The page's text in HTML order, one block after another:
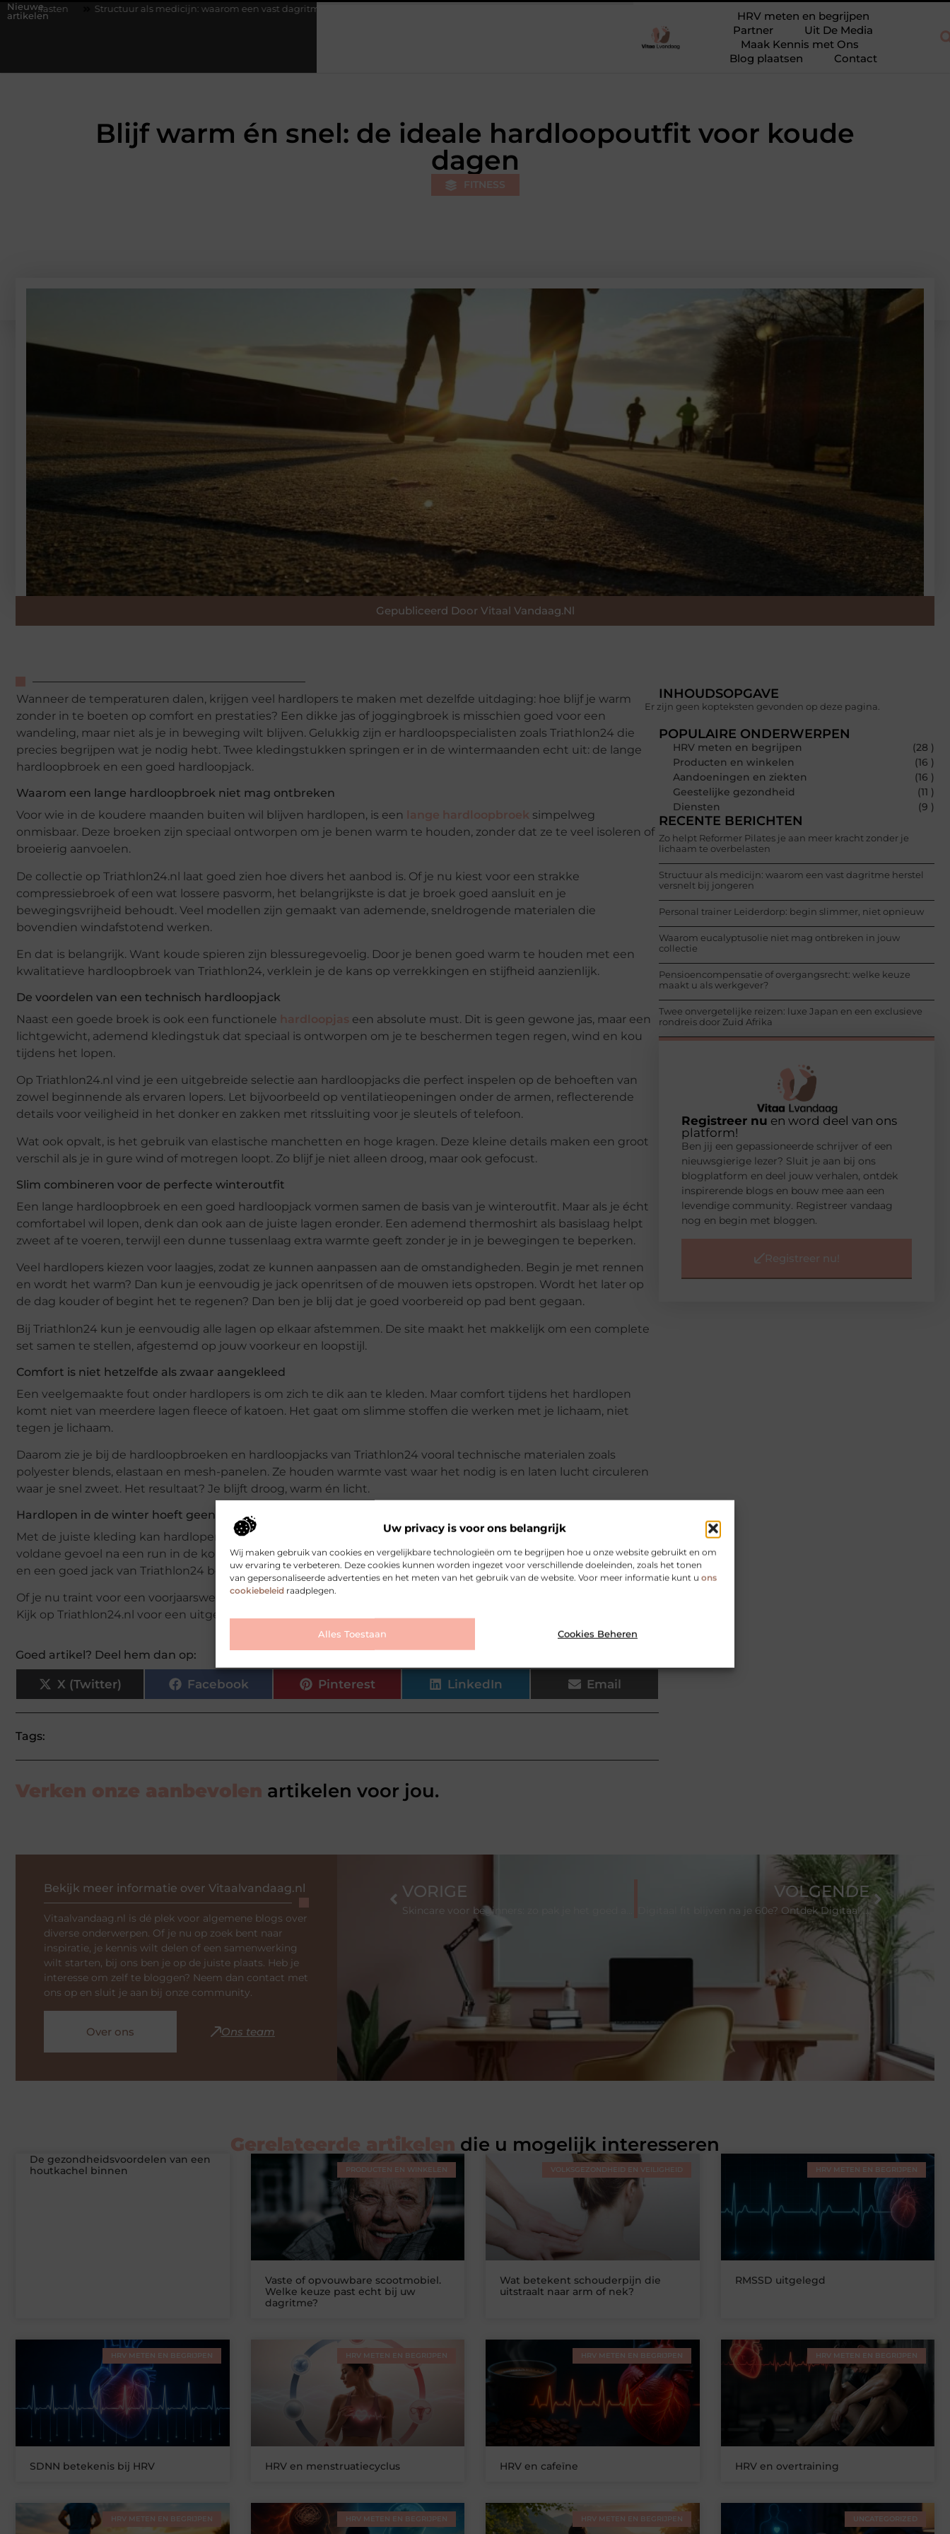
Uw privacy is voor ons belangrijk
Wij maken gebruik van cookies en vergelijkbare technologieën om te begrijpen hoe u onze website gebruikt en om
uw ervaring te verbeteren. Deze cookies kunnen worden ingezet voor verschillende doeleinden, zoals het tonen
van gepersonaliseerde advertenties en het meten van het gebruik van de website. Voor meer informatie kunt u ons
cookiebeleid raadplegen.
Alles Toestaan Cookies Beheren
Nieuwe
artikelen
Structuur als medicijn: waarom een vast dagritme herstel versnelt bij jongeren
HRV meten en begrijpen
Partner
Uit De Media
Maak Kennis met Ons
Blog plaatsen
Contact
Blijf warm én snel: de ideale hardloopoutfit voor koude
dagen
FITNESS
Gepubliceerd Door Vitaal Vandaag.nl
Wanneer de temperaturen dalen, krijgen veel hardlopers te maken met dezelfde uitdaging: hoe blijf je warm
zonder in te boeten op comfort en prestaties? Een dikke jas of joggingbroek is misschien goed voor een
wandeling, maar niet als je in beweging wilt blijven. Gelukkig zijn er hardloopspecialisten zoals Triathlon24 die
precies begrijpen wat je nodig hebt. Twee kledingstukken springen er in de wintermaanden echt uit: de lange
hardloopbroek en een goed hardloopjack.
Waarom een lange hardloopbroek niet mag ontbreken
Voor wie in de koudere maanden buiten wil blijven hardlopen, is een
lange hardloopbroek simpelweg
onmisbaar. Deze broeken zijn speciaal ontworpen om je benen warm te houden, zonder dat ze te veel isoleren of
broeierig aanvoelen.
De collectie op Triathlon24.nl laat goed zien hoe divers het aanbod is. Of je nu kiest voor een strakke
compressiebroek of een wat lossere pasvorm, het belangrijkste is dat je broek goed aansluit en je
bewegingsvrijheid behoudt. Veel modellen zijn gemaakt van ademende, sneldrogende materialen die
bovendien windafstotend werken.
En dat is belangrijk. Want koude spieren zijn blessuregevoelig. Door je benen goed warm te houden met een
kwalitatieve hardloopbroek van Triathlon24, verklein je de kans op verrekkingen en stijfheid aanzienlijk.
De voordelen van een technisch hardloopjack
Naast een goede broek is ook een functionele hardloopjas een absolute must. Dit is geen gewone jas, maar een
lichtgewicht, ademend kledingstuk dat speciaal is ontworpen om je te beschermen tegen regen, wind en kou
tijdens het lopen.
Op Triathlon24.nl vind je een uitgebreide selectie aan hardloopjacks die perfect inspelen op de behoeften van
zowel beginnende als ervaren lopers. Let bijvoorbeeld op ventilatieopeningen onder de armen, reflecterende
details voor veiligheid in het donker en zakken met ritssluiting voor je sleutels of telefoon.
Wat ook opvalt, is het gebruik van elastische manchetten en hoge kragen. Deze kleine details maken een groot
verschil als je in gure wind of motregen loopt. Zo blijf je niet alleen droog, maar ook gefocust.
Slim combineren voor de perfecte winteroutfit
Een lange hardloopbroek en een goed hardloopjack vormen samen de basis van je winteroutfit. Maar als je écht
comfortabel wil lopen, denk dan ook aan de juiste lagen eronder. Een ademend thermoshirt als basislaag helpt
zweet af te voeren, terwijl een dunne tussenlaag extra warmte geeft zonder je in je bewegingen te beperken.
Veel hardlopers kiezen voor laagjes, zodat ze kunnen aanpassen aan de omstandigheden. Begin je met rennen
en wordt het warm? Dan kun je eenvoudig je jack openritsen of de mouwen iets opstropen. Wordt het later op
de dag kouder of begint het te regenen? Dan ben je blij dat je goed voorbereid op pad bent gegaan.
Bij Triathlon24 kun je eenvoudig alle lagen op elkaar afstemmen. De site maakt het makkelijk om een complete
set samen te stellen, afgestemd op jouw voorkeur en loopstijl.
Comfort is niet hetzelfde als zwaar aangekleed
Een veelgemaakte fout onder hardlopers is om zich te dik aan te kleden. Maar comfort tijdens het hardlopen
komt niet van meerdere lagen fleece of katoen. Het gaat om slimme stoffen die werken met je lichaam, niet
tegen je lichaam.
Daarom zie je bij de hardloopbroeken en hardloopjacks van Triathlon24 vooral technische materialen zoals
polyester blends, elastaan en mesh-panelen. Ze houden warmte vast waar het nodig is en laten lucht circuleren
waar je snel zweet. Het resultaat? Je blijft droog, warm én licht.
Hardlopen in de winter hoeft geen straf te zijn
Met de juiste kleding kan hardlopen in de winter zelfs een verademing zijn. De frisse lucht, rustige straten en het
voldane gevoel na een run in de kou zijn voor veel lopers juist extra motiverend. En met een lange hardloopbroek
en een goed jack van Triathlon24 ben je voorbereid op elk weertype.
Of je nu traint voor een voorjaarswedstrijd of gewoon fit wilt blijven, de juiste uitrusting maakt echt het verschil.
Kijk op Triathlon24.nl voor een uitgebreid aanbod en kies de kleding die bij jouw ritme past.
Goed artikel? Deel hem dan op:
X (Twitter) Facebook Pinterest LinkedIn Email
Tags:
Verken onze aanbevolen artikelen voor jou.
INHOUDSOPGAVE
Er zijn geen kopteksten gevonden op deze pagina.
POPULAIRE ONDERWERPEN
HRV meten en begrijpen
(28 )
Producten en winkelen
(16 )
Aandoeningen en ziekten
(16 )
Geestelijke gezondheid
(11 )
Diensten
(9 )
RECENTE BERICHTEN
Zo helpt Reformer Pilates je aan meer kracht zonder je
lichaam te overbelasten
Structuur als medicijn: waarom een vast dagritme herstel
versnelt bij jongeren
Personal trainer Leiderdorp: begin slimmer, niet opnieuw
Waarom eucalyptusolie niet mag ontbreken in jouw
collectie
Pensioencompensatie of overgangsrecht: welke keuze
maakt u als werkgever?
Twee onvergetelijke reizen: luxe Japan en een exclusieve
rondreis door Zuid Afrika
Registreer nu en word deel van ons
platform!
Ben jij een gepassioneerde schrijver of een
nieuwsgierige lezer? Sluit je aan bij ons
blogplatform en deel jouw verhalen, ontdek
inspirerende blogs en bouw mee aan een
levendige community. Registreer vandaag
nog en begin met bloggen.
Registreer nu!
Bekijk meer informatie over Vitaalvandaag.nl
Vitaalvandaag.nl is dé plek voor algemene blogs over
diverse onderwerpen. Of je nu op zoek bent naar
inspiratie, je kennis wilt delen of een samenwerking
wilt starten, bij ons ben je op de juiste plaats. Heb je
interesse om zelf te bloggen? Neem dan contact met
ons op en sluit je aan bij onze community.
Over ons Ons team
VORIGE VOLGENDE
Digitaal fit blijven na je 60e? Ontdek Digitaal Plus!
Gerelateerde artikelen die u mogelijk interesseren
De gezondheidsvoordelen van een
houtkachel binnen
PRODUCTEN EN WINKELEN
Vaste of opvouwbare scootmobiel.
Welke keuze past echt bij uw
dagritme?
VOLKSGEZONDHEID EN VEILIGHEID
Wat betekent schouderpijn die
uitstraalt naar arm of nek?
HRV METEN EN BEGRIJPEN
RMSSD uitgelegd
HRV METEN EN BEGRIJPEN
SDNN betekenis bij HRV
HRV METEN EN BEGRIJPEN
HRV en menstruatiecyclus
HRV METEN EN BEGRIJPEN
HRV en cafeïne
HRV METEN EN BEGRIJPEN
HRV en overtraining
HRV METEN EN BEGRIJPEN HRV METEN EN BEGRIJPEN HRV METEN EN BEGRIJPEN UNCATEGORIZED